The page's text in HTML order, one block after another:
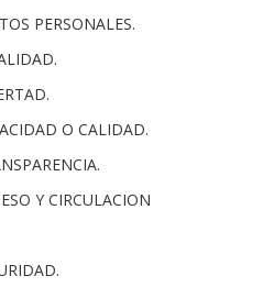
PERSONALES.
O CALIDAD.
Y CIRCULACION